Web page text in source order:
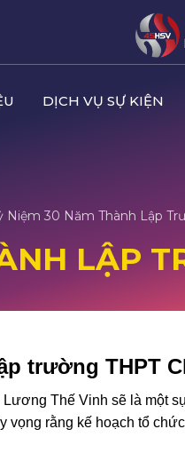
DỊCH VỤ SỰ KIỆN
Niệm 30 Năm Thành Lập
LẬP
trường THPT
Thế Vinh sẽ là một
vọng rằng kế hoạch tổ